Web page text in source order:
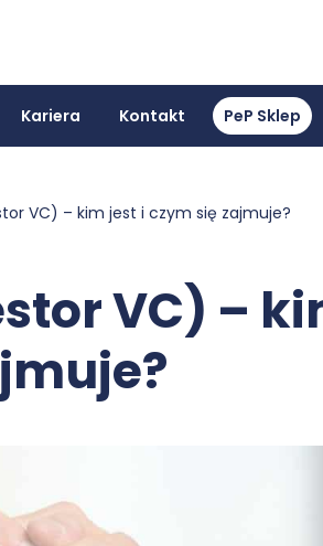
Kariera Kontakt PeP Sklep
VC) – kim jest i czym się zajmuje?
VC) –